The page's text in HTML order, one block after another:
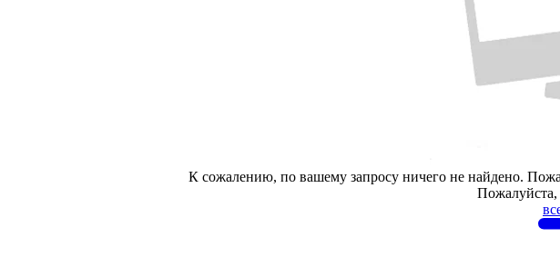
К сожалению, по вашему запросу ничего не найдено.
Пожалуйста,